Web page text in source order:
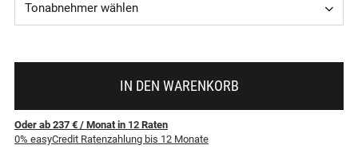
Tonabnehmer wählen
IN DEN WARENKORB
Oder ab 237 € / Monatin 12 Raten
0% easyCredit Ratenzahlung bis 12 Monate